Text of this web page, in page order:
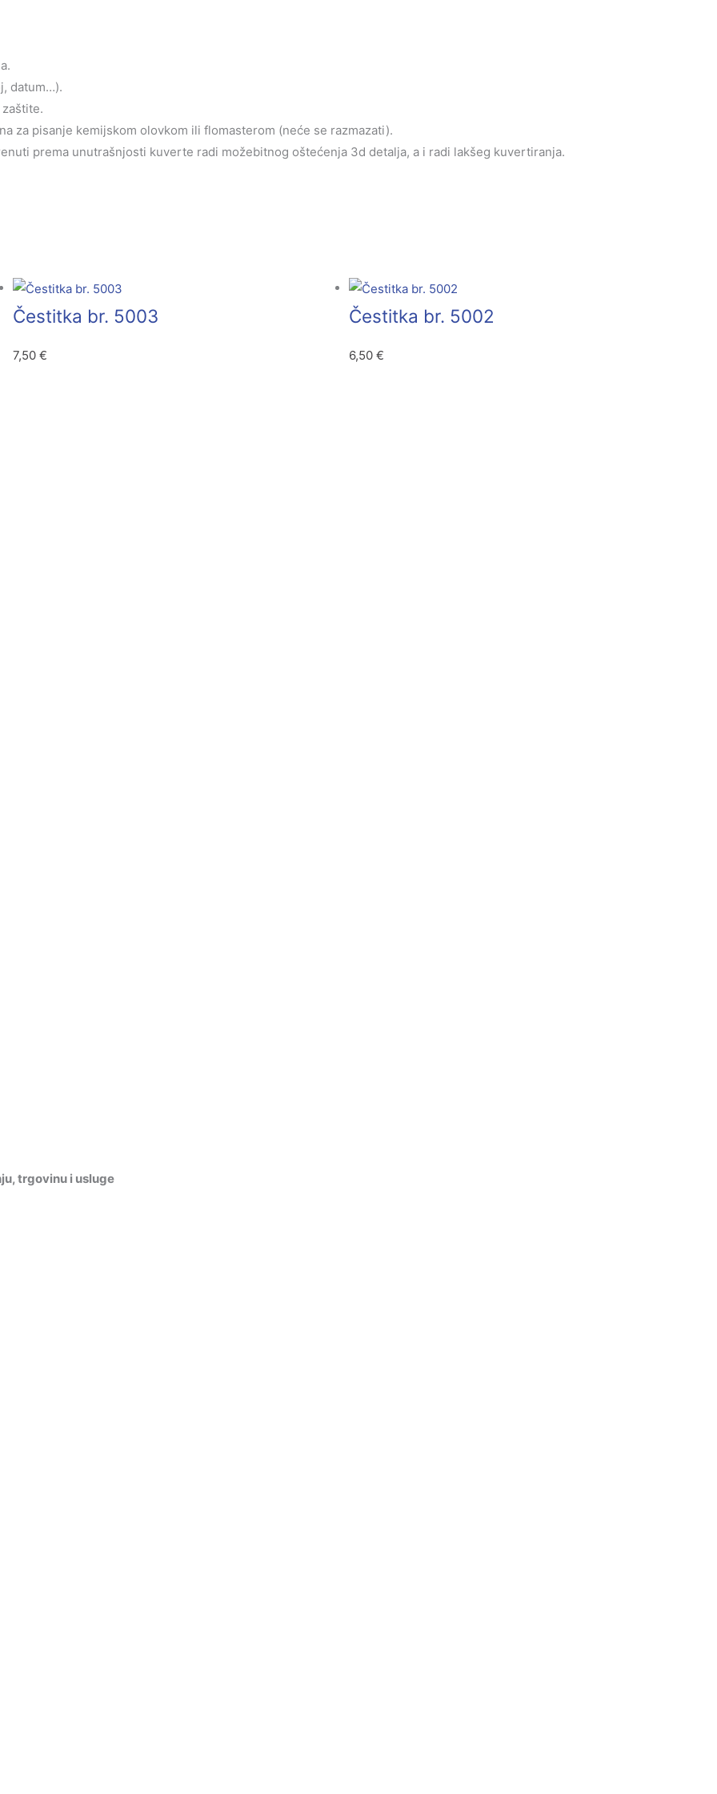
datum…).
za pisanje kemijskom olovkom ili flomasterom (neće se razmazati).
prema unutrašnjosti kuverte radi možebitnog oštećenja 3d detalja, a i radi lakšeg kuvertiranja.
Čestitka br. 5003
7,50€
Čestitka br. 5002
6,50 €
trgovinu i usluge